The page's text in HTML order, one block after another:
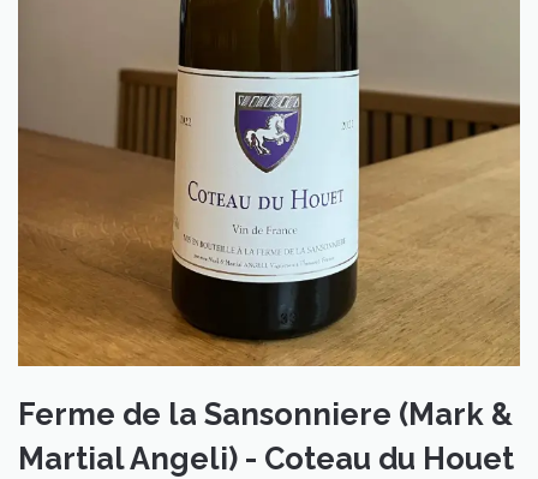
Ferme de la Sansonniere (Mark &
Martial Angeli) - Coteau du Houet